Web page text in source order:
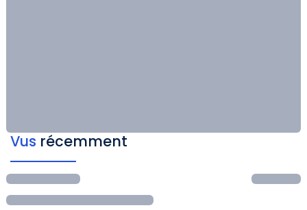
Vus récemment